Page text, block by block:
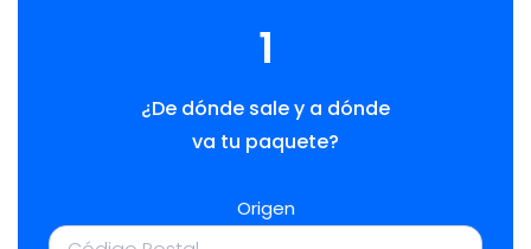
1
¿De dónde sale y a dónde
va tu paquete?
Origen